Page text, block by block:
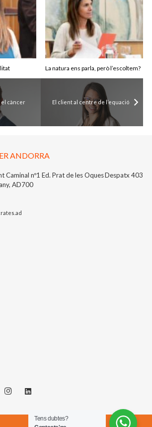
La natura ens parla, però l’escoltem?
el càncer El client al centre de l’equació
ANDORRA
Caminal nº1 Ed. Prat de les OquesDespatx 403
AD700
Tens dubtes?